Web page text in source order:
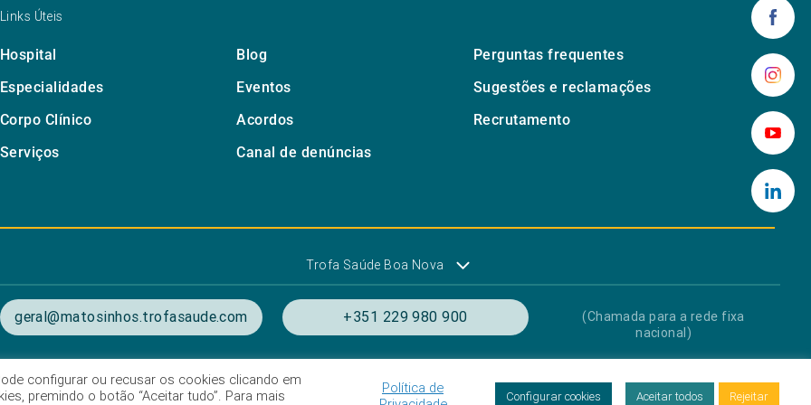
Links Úteis
Hospital Blog
Perguntas frequentes
Especialidades
Eventos
Sugestões e reclamações
Corpo Clínico
Acordos
Recrutamento
Serviços
Canal de denúncias
Trofa Saúde Boa Nova
geral@matosinhos.trofasaude.com +351 229 980 900
(Chamada para a rede fixa
nacional)
de utilização Listagem das Unidades Hospitalares Proteção de dados
Livro de Reclamações
configurar ou recusar os cookies clicando em
premindo o botão “Aceitar tudo”. Para mais
Política de
Configurar cookies Aceitar todos Rejeitar